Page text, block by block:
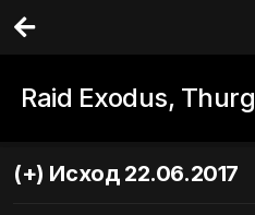
Raid Exodus,
(+) Исход 22.06.2017